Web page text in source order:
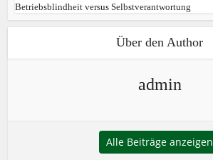
Betriebsblindheit versus Selbstverantwortung
Über den Author
admin
Alle Beiträge anzeigen